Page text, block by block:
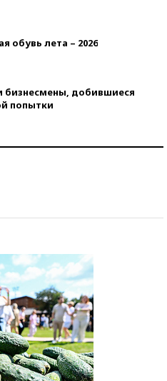
обувь лета – 2026
бизнесмены, добившиеся
попытки